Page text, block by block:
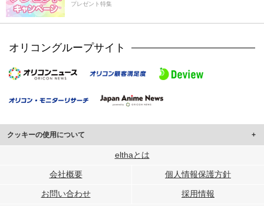
プレゼント特集
オリコングループサイト
クッキーの使用について
このサイトでは Cookie を使用して、ユーザーに合わせたコンテンツや広告の
行っています。
メディアや広告配信、データ解析の各パートナーに提供しています。
elthaとは
会社概要 個人情報保護方針
お問い合わせ
採用情報